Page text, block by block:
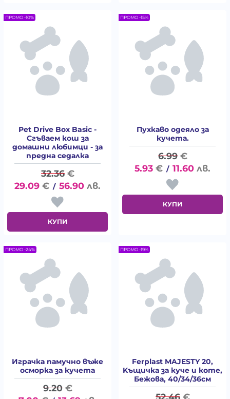
Pet Drive Box Basic -
Сгъваем кош за
домашни любимци - за
предна седалка
32.36 €
29.09 € / 56.90 лв.
КУПИ
ПРОМО -10%
Пухкаво одеяло за
кучета.
6.99 €
5.93 € / 11.60 лв.
КУПИ
ПРОМО -15%
Играчка памучно въже
осморка за кучета
9.20 €
ПРОМО -24%
Ferplast MAJESTY 20,
Kъщичка за куче и коте,
Бежова, 40/34/36см
52.46 €
ПРОМО -19%